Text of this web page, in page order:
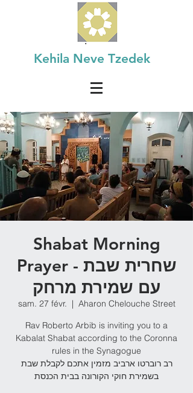
Kehila Neve Tzedek
Shabat Morning
Prayer - שחרית שבת
עם שמירת מרחק
sam. 27 févr.
  |
Aharon Chelouche Street
Rav Roberto Arbib is inviting you to a
Kabalat Shabat according to the Coronna
rules in the Synagogue
רב רוברטו ארביב מזמין אתכם לקבלת שבת
בשמירת חוקי הקורונה בבית הכנסת